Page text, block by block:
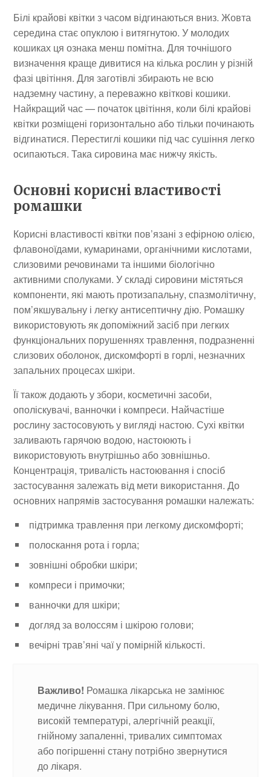
Білі крайові квітки з часом відгинаються вниз. Жовта
середина стає опуклою і витягнутою. У молодих
кошиках ця ознака менш помітна. Для точнішого
визначення краще дивитися на кілька рослин у різній
фазі цвітіння. Для заготівлі збирають не всю
надземну частину, а переважно квіткові кошики.
Найкращий час — початок цвітіння, коли білі крайові
квітки розміщені горизонтально або тільки починають
відгинатися. Перестиглі кошики під час сушіння легко
осипаються. Така сировина має нижчу якість.
Основні корисні властивості
ромашки
Корисні властивості квітки пов’язані з ефірною олією,
флавоноїдами, кумаринами, органічними кислотами,
слизовими речовинами та іншими біологічно
активними сполуками. У складі сировини містяться
компоненти, які мають протизапальну, спазмолітичну,
пом’якшувальну і легку антисептичну дію. Ромашку
використовують як допоміжний засіб при легких
функціональних порушеннях травлення, подразненні
слизових оболонок, дискомфорті в горлі, незначних
запальних процесах шкіри.
Її також додають у збори, косметичні засоби,
ополіскувачі, ванночки і компреси. Найчастіше
рослину застосовують у вигляді настою. Сухі квітки
заливають гарячою водою, настоюють і
використовують внутрішньо або зовнішньо.
Концентрація, тривалість настоювання і спосіб
застосування залежать від мети використання. До
основних напрямів застосування ромашки належать:
підтримка травлення при легкому дискомфорті;
полоскання рота і горла;
зовнішні обробки шкіри;
компреси і примочки;
ванночки для шкіри;
догляд за волоссям і шкірою голови;
вечірні трав’яні чаї у помірній кількості.
Важливо! Ромашка лікарська не замінює
медичне лікування. При сильному болю,
високій температурі, алергічній реакції,
гнійному запаленні, тривалих симптомах
або погіршенні стану потрібно звернутися
до лікаря.